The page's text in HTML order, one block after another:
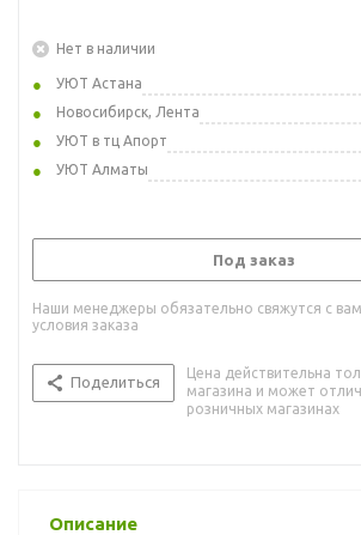
Нет в наличии
УЮТ Астана
Новосибирск, Лента
УЮТ в тц Апорт
УЮТ Алматы
Под заказ
Наши менеджеры обязательно свяжутся с
условия заказа
Поделиться
Цена действительна
магазина и может
розничных магазинах
Описание